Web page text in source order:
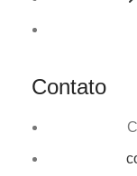
Contato